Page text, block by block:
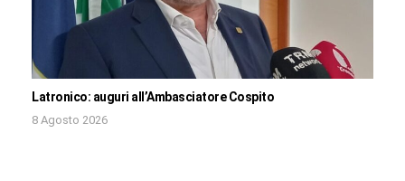
Latronico: auguri all’Ambasciatore Cospito
8 Agosto 2026